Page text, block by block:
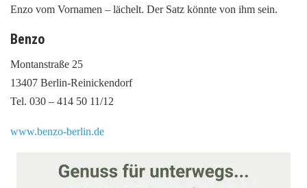
Enzo vom Vornamen – lächelt. Der Satz könnte von ihm sein.
Benzo
Montanstraße 25
13407 Berlin-Reinickendorf
Tel. 030 – 414 50 11/12
www.benzo-berlin.de